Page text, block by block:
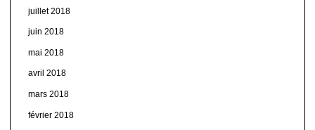
juillet 2018
juin 2018
mai 2018
avril 2018
mars 2018
février 2018